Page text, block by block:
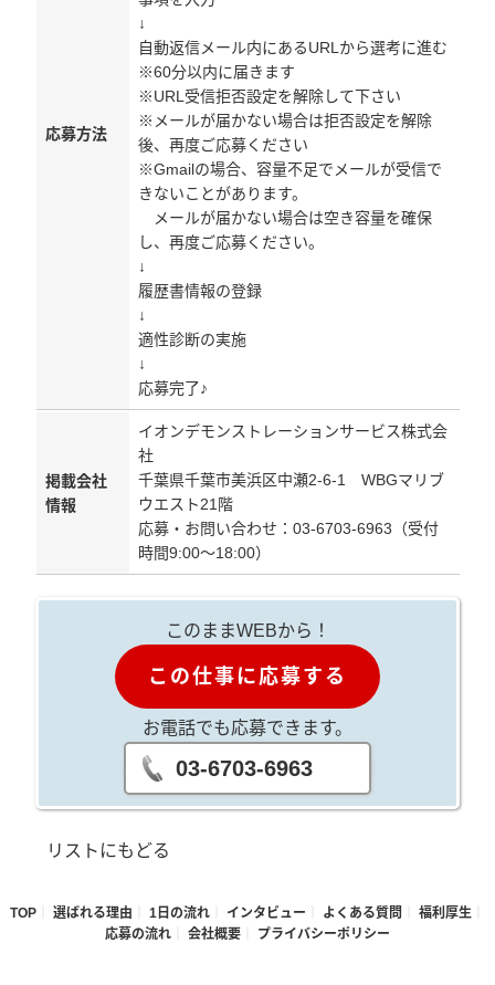
応募方法
↓
自動返信メール内にあるURLから選考に進む
※60分以内に届きます
※URL受信拒否設定を解除して下さい
※メールが届かない場合は拒否設定を解除
後、再度ご応募ください
※Gmailの場合、容量不足でメールが受信で
きないことがあります。
メールが届かない場合は空き容量を確保
し、再度ご応募ください。
↓
履歴書情報の登録
↓
適性診断の実施
↓
応募完了♪
掲載会社
情報
イオンデモンストレーションサービス株式会
社
千葉県千葉市美浜区中瀬2-6-1 WBGマリブ
ウエスト21階
応募・お問い合わせ：03-6703-6963（受付
時間9:00～18:00）
このままWEBから！
この仕事に応募する
お電話でも応募できます。
03-6703-6963
リストにもどる
TOP 選ばれる理由 1日の流れ インタビュー よくある質問
福利厚生
応募の流れ
会社概要 プライバシーポリシー